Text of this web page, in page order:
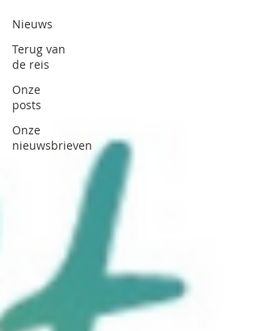
Nieuws
Terug van
de reis
Onze
posts
Onze
nieuwsbrieven